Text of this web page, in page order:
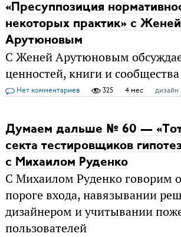
«Пресуппозиция
некоторых практик» с Женей
Арутюновым
С Женей Арутюновым
ценностей, книги и сообщества
Нет комментариев 325 4 мес дизайн
Думаем дальше № 60 —
секта тестировщиков
с Михаилом Руденко
С Михаилом Руденко говорим
пороге входа, навязывании
дизайнером и учитывании
пользователей